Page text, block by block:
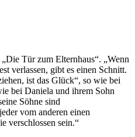
Tür zum Elternhaus“. „Wenn
verlassen, gibt es einen Schnitt.
ist das Glück“, so wie bei
bei Daniela und ihrem Sohn
Söhne sind
vom anderen einen
verschlossen sein.“